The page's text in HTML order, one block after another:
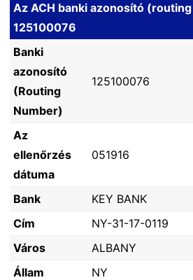
Az ACH banki azonosító
125100076
Banki
azonosító
(Routing
Number)
125100076
Az
ellenőrzés
dátuma
051916
Bank
KEY BANK
Cím
NY-31-17-0119
Város
ALBANY
Állam
NY